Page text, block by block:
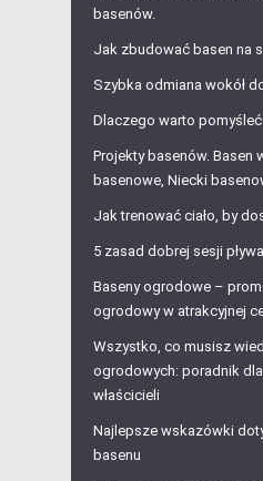
basenów.
Jak zbudować basen na
Szybka odmiana wokół
Dlaczego warto
Projekty basenów. Basen
basenowe, Niecki
Jak trenować ciało, by
5 zasad dobrej sesji
Baseny ogrodowe –
ogrodowy w atrakcyjnej
Wszystko, co musisz
ogrodowych: poradnik dla
właścicieli
Najlepsze wskazówki
basenu